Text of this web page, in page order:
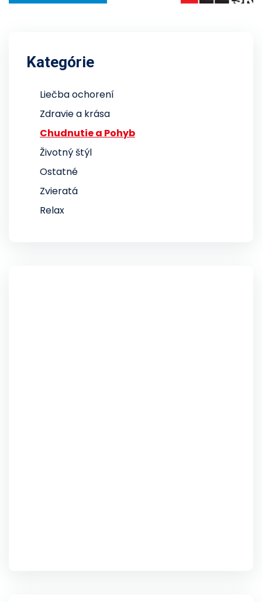
Kategórie
Liečba ochorení
Zdravie a krása
Chudnutie a Pohyb
Životný štýl
Ostatné
Zvieratá
Relax